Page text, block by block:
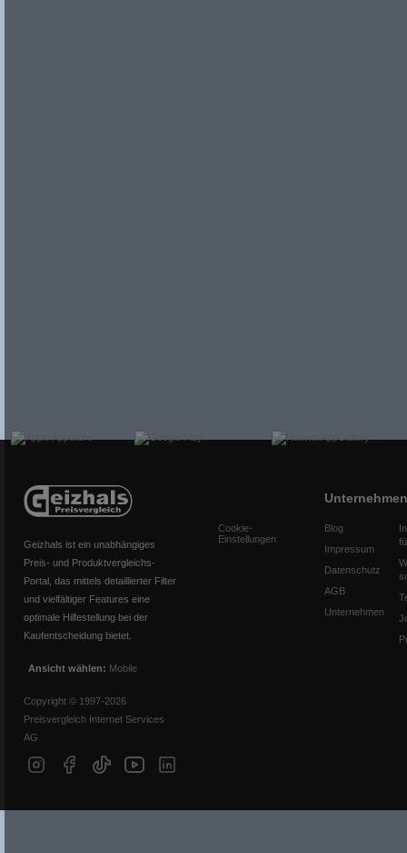
Geizhals ist ein unabhängiges
Preis- und Produktvergleichs-
Portal, das mittels detaillierter Filter
und vielfältiger Features eine
optimale Hilfestellung bei der
Kaufentscheidung bietet.
Ansicht wählen: Mobile
Copyright © 1997-2026
Preisvergleich Internet Services
AG
Cookie-
Einstellungen
Unternehmen
Blog
Impressum
Datenschutz
AGB
Unternehmen